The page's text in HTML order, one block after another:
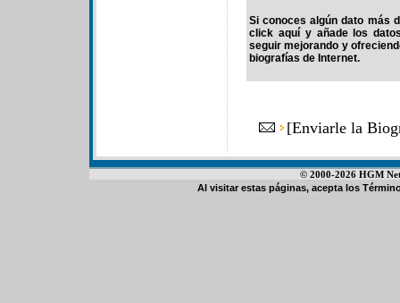
Si conoces algún dato más
click aquí y añade los
seguir mejorando y
biografías de Internet.
[Enviarle la
© 2000-2026 HGM
Al visitar estas páginas, acepta los